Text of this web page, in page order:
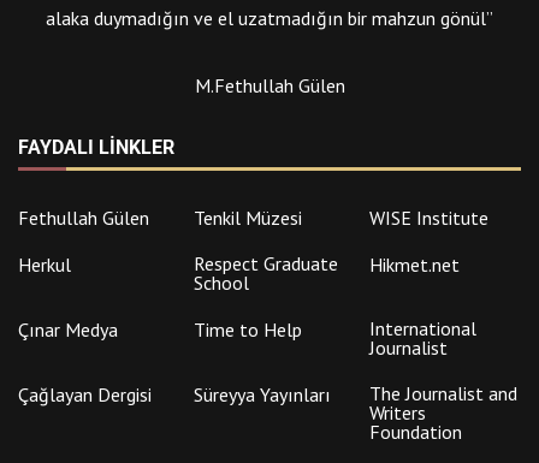
alaka duymadığın ve el uzatmadığın bir mahzun gönül”
M.Fethullah Gülen
FAYDALI LINKLER
Fethullah Gülen Tenkil Müzesi
WISE Institute
Herkul
Respect Graduate
School
Hikmet.net
Çınar Medya Time to Help
International
Journalist
Çağlayan Dergisi
Süreyya Yayınları
The Journalist and
Writers
Foundation